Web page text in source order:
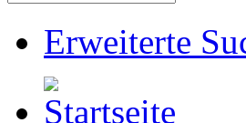
Erweiterte